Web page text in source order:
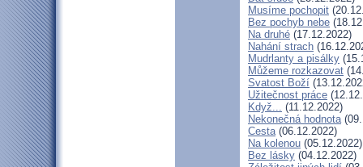
Musíme pochopit
Bez pochyb nebe
Na druhé (17.12.2022)
Nahání strach
Mudrlanty a pisálky
Můžeme rozkazovat
Svatost Boží
Užitečnost práce
Když... (11.12.2022)
Nekonečná hodnota
Cesta(06.12.2022)
Na kolenou (05.12.2022)
Bez lásky (04.12.2022)